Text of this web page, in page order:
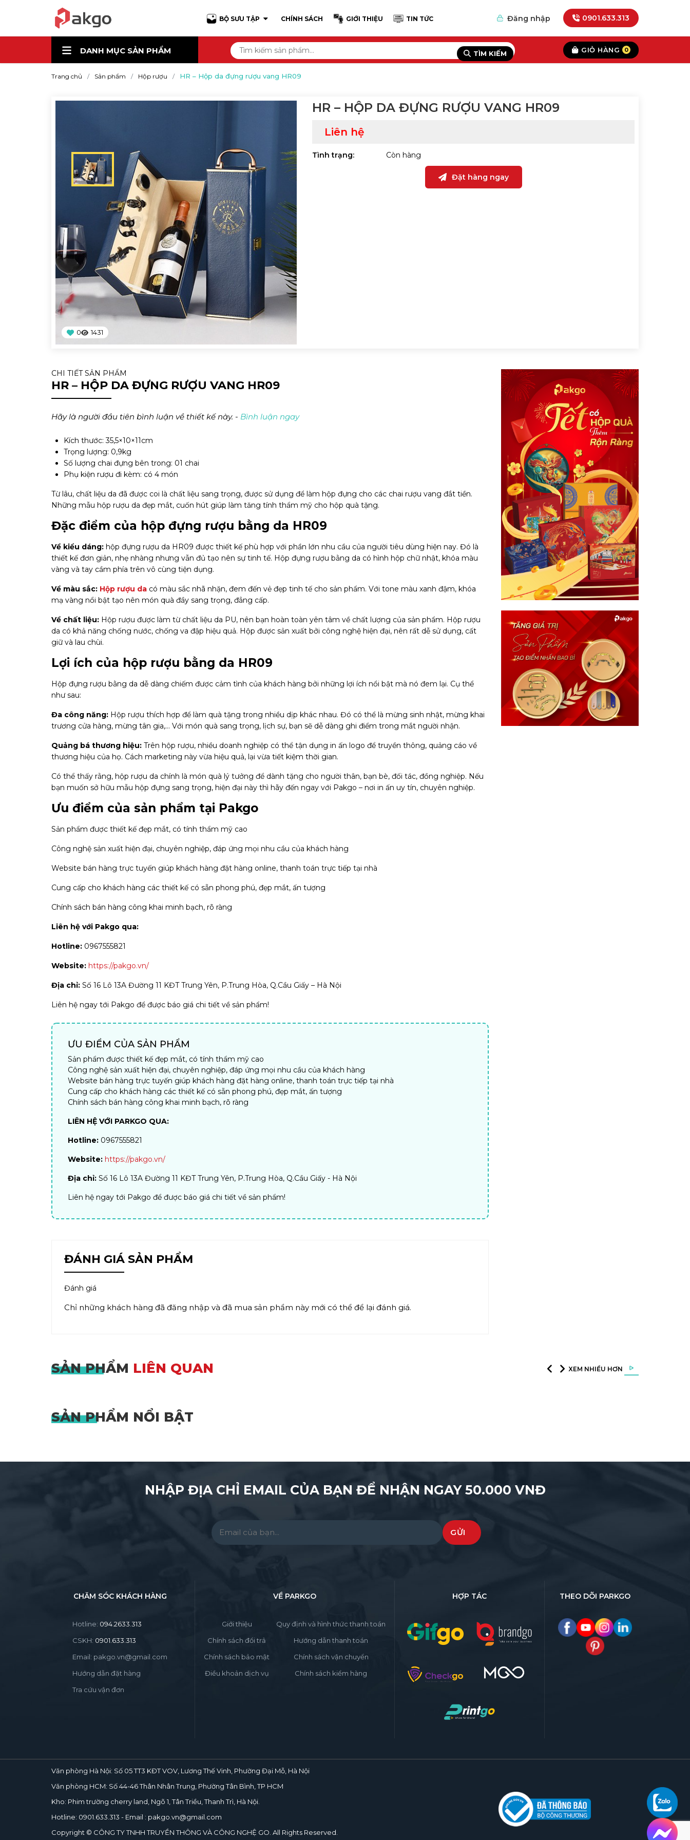
BỘ SƯU TẬP CHÍNH SÁCH GIỚI THIỆU TIN TỨC Đăng nhập 0901.633.313
DANH MỤC SẢN PHẨM TÌM KIẾM GIỎ HÀNG 0
Trang chủ Sản phẩm Hộp rượu HR – Hộp da đựng rượu vang HR09
0 1431
HR – HỘP DA ĐỰNG RƯỢU VANG HR09
Liên hệ
Tình trạng: Còn hàng
Đặt hàng ngay
CHI TIẾT SẢN PHẨM
HR – HỘP DA ĐỰNG RƯỢU VANG HR09
Hãy là người đầu tiên bình luận về thiết kế này. - Bình luận ngay
Kích thước: 35,5×10×11cm
Trọng lượng: 0,9kg
Số lượng chai đựng bên trong: 01 chai
Phụ kiện rượu đi kèm: có 4 món
Từ lâu, chất liệu da đã được coi là chất liệu sang trọng, được sử dụng để làm hộp đựng cho các chai rượu vang đắt tiền.
Những mẫu hộp rượu da đẹp mắt, cuốn hút giúp làm tăng tính thẩm mỹ cho hộp quà tặng.
Đặc điểm của hộp đựng rượu bằng da HR09
Về kiểu dáng: hộp đựng rượu da HR09 được thiết kế phù hợp với phần lớn nhu cầu của người tiêu dùng hiện nay. Đó là
thiết kế đơn giản, nhẹ nhàng nhưng vẫn đủ tạo nên sự tinh tế. Hộp đựng rượu bằng da có hình hộp chữ nhật, khóa màu
vàng và tay cầm phía trên vô cùng tiện dụng.
Về màu sắc: Hộp rượu da có màu sắc nhã nhặn, đem đến vẻ đẹp tinh tế cho sản phẩm. Với tone màu xanh đậm, khóa
mạ vàng nổi bật tạo nên món quà đầy sang trọng, đẳng cấp.
Về chất liệu: Hộp rượu được làm từ chất liệu da PU, nên bạn hoàn toàn yên tâm về chất lượng của sản phẩm. Hộp rượu
da có khả năng chống nước, chống va đập hiệu quả. Hộp được sản xuất bởi công nghệ hiện đại, nên rất dễ sử dụng, cất
giữ và lau chùi.
Lợi ích của hộp rượu bằng da HR09
Hộp đựng rượu bằng da dễ dàng chiếm được cảm tình của khách hàng bởi những lợi ích nổi bật mà nó đem lại. Cụ thể
như sau:
Đa công năng: Hộp rượu thích hợp để làm quà tặng trong nhiều dịp khác nhau. Đó có thể là mừng sinh nhật, mừng khai
trương cửa hàng, mừng tân gia,… Với món quà sang trọng, lịch sự, bạn sẽ dễ dàng ghi điểm trong mắt người nhận.
Quảng bá thương hiệu: Trên hộp rượu, nhiều doanh nghiệp có thể tận dụng in ấn logo để truyền thông, quảng cáo về
thương hiệu của họ. Cách marketing này vừa hiệu quả, lại vừa tiết kiệm thời gian.
Có thể thấy rằng, hộp rượu da chính là món quà lý tưởng để dành tặng cho người thân, bạn bè, đối tác, đồng nghiệp. Nếu
bạn muốn sở hữu mẫu hộp đựng sang trọng, hiện đại này thì hãy đến ngay với Pakgo – nơi in ấn uy tín, chuyên nghiệp.
Ưu điểm của sản phẩm tại Pakgo
Sản phẩm được thiết kế đẹp mắt, có tính thẩm mỹ cao
Công nghệ sản xuất hiện đại, chuyên nghiệp, đáp ứng mọi nhu cầu của khách hàng
Website bán hàng trực tuyến giúp khách hàng đặt hàng online, thanh toán trực tiếp tại nhà
Cung cấp cho khách hàng các thiết kế có sẵn phong phú, đẹp mắt, ấn tượng
Chính sách bán hàng công khai minh bạch, rõ ràng
Liên hệ với Pakgo qua:
Hotline: 0967555821
Website: https://pakgo.vn/
Địa chỉ: Số 16 Lô 13A Đường 11 KĐT Trung Yên, P.Trung Hòa, Q.Cầu Giấy – Hà Nội
Liên hệ ngay tới Pakgo để được báo giá chi tiết về sản phẩm!
ƯU ĐIỂM CỦA SẢN PHẨM
Sản phẩm được thiết kế đẹp mắt, có tính thẩm mỹ cao
Công nghệ sản xuất hiện đại, chuyên nghiệp, đáp ứng mọi nhu cầu của khách hàng
Website bán hàng trực tuyến giúp khách hàng đặt hàng online, thanh toán trực tiếp tại nhà
Cung cấp cho khách hàng các thiết kế có sẵn phong phú, đẹp mắt, ấn tượng
Chính sách bán hàng công khai minh bạch, rõ ràng
LIÊN HỆ VỚI PARKGO QUA:
Hotline: 0967555821
Website: https://pakgo.vn/
Địa chỉ: Số 16 Lô 13A Đường 11 KĐT Trung Yên, P.Trung Hòa, Q.Cầu Giấy - Hà Nội
Liên hệ ngay tới Pakgo để được báo giá chi tiết về sản phẩm!
ĐÁNH GIÁ SẢN PHẨM
Đánh giá
Chỉ những khách hàng đã đăng nhập và đã mua sản phẩm này mới có thể để lại đánh giá.
SẢN PHẨM LIÊN QUAN XEM NHIỀU HƠN
SẢN PHẨM NỔI BẬT
NHẬP ĐỊA CHỈ EMAIL CỦA BẠN ĐỂ NHẬN NGAY 50.000 VNĐ
Please leave this field empty.
CHĂM SÓC KHÁCH HÀNG
Hotline: 094.2633.313
CSKH: 0901.633.313
Email: pakgo.vn@gmail.com
Hướng dẫn đặt hàng
Tra cứu vận đơn
VỀ PARKGO
Giới thiệu
Chính sách đổi trả
Chính sách bảo mật
Điều khoản dịch vụ
Quy định và hình thức thanh toán
Hướng dẫn thanh toán
Chính sách vận chuyển
Chính sách kiểm hàng
HỢP TÁC THEO DÕI PARKGO
Văn phòng Hà Nội: Số 05 TT3 KĐT VOV, Lương Thế Vinh, Phường Đại Mỗ, Hà Nội
Văn phòng HCM: Số 44-46 Thân Nhân Trung, Phường Tân Bình, TP HCM
Kho: Phim trường cherry land, Ngõ 1, Tân Triều, Thanh Trì, Hà Nội.
Hotline: 0901.633.313 - Email : pakgo.vn@gmail.com
Copyright © CÔNG TY TNHH TRUYỀN THÔNG VÀ CÔNG NGHỆ GO . All Rights Reserved.